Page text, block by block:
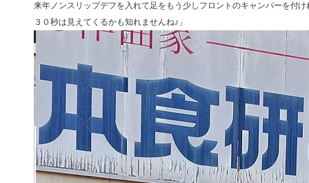
来年ノンスリップデフを入れて足をもう少しフロントのキャンパーを付け
３０秒は見えてくるかも知れませんね♪」